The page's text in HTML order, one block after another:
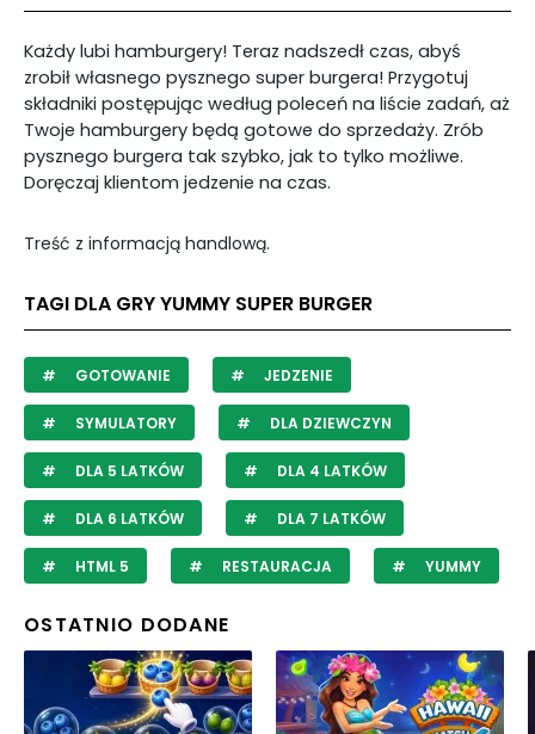
Każdy lubi hamburgery! Teraz nadszedł czas, abyś
zrobił własnego pysznego super burgera! Przygotuj
składniki postępując według poleceń na liście zadań, aż
Twoje hamburgery będą gotowe do sprzedaży. Zrób
pysznego burgera tak szybko, jak to tylko możliwe.
Doręczaj klientom jedzenie na czas.
Treść z informacją handlową.
TAGI DLA GRY YUMMY SUPER BURGER
GOTOWANIE JEDZENIE
SYMULATORY DLA DZIEWCZYN
DLA 5 LATKÓW DLA 4 LATKÓW
DLA 6 LATKÓW DLA 7 LATKÓW
HTML 5 RESTAURACJA YUMMY
OSTATNIO DODANE